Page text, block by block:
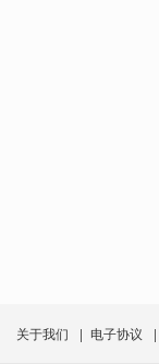
关于我们 | 电子协议 |